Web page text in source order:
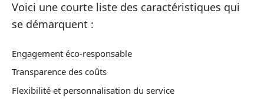
Voici une courte liste des caractéristiques qui
se démarquent :
Engagement éco-responsable
Transparence des coûts
Flexibilité et personnalisation du service